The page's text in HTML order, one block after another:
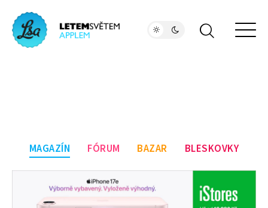
MAGAZÍN FÓRUM BAZAR BLESKOVKY